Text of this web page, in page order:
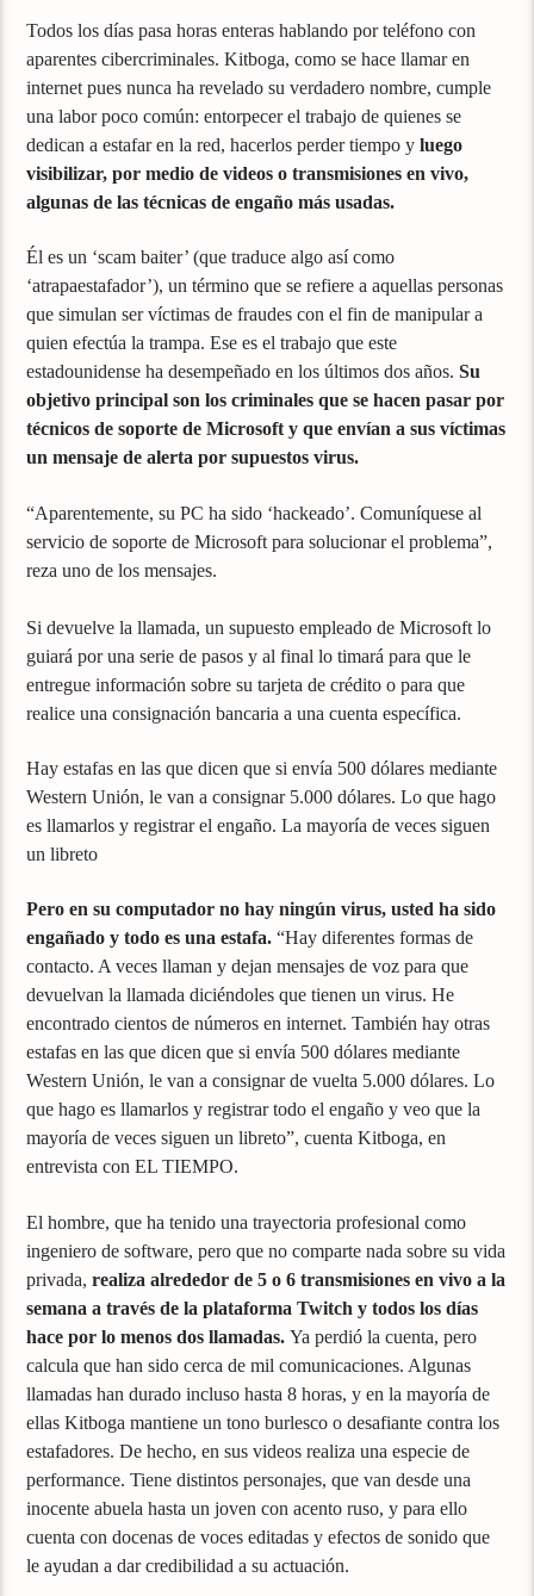
Todos los días pasa horas enteras hablando por teléfono con
aparentes cibercriminales. Kitboga, como se hace llamar en
internet pues nunca ha revelado su verdadero nombre, cumple
una labor poco común: entorpecer el trabajo de quienes se
dedican a estafar en la red, hacerlos perder tiempo y luego
visibilizar, por medio de videos o transmisiones en vivo,
algunas de las técnicas de engaño más usadas.
Él es un ‘scam baiter’ (que traduce algo así como
‘atrapaestafador’), un término que se refiere a aquellas personas
que simulan ser víctimas de fraudes con el fin de manipular a
quien efectúa la trampa. Ese es el trabajo que este
estadounidense ha desempeñado en los últimos dos años. Su
objetivo principal son los criminales que se hacen pasar por
técnicos de soporte de Microsoft y que envían a sus víctimas
un mensaje de alerta por supuestos virus.
“Aparentemente, su PC ha sido ‘hackeado’. Comuníquese al
servicio de soporte de Microsoft para solucionar el problema”,
reza uno de los mensajes.
Si devuelve la llamada, un supuesto empleado de Microsoft lo
guiará por una serie de pasos y al final lo timará para que le
entregue información sobre su tarjeta de crédito o para que
realice una consignación bancaria a una cuenta específica.
Hay estafas en las que dicen que si envía 500 dólares mediante
Western Unión, le van a consignar 5.000 dólares. Lo que hago
es llamarlos y registrar el engaño. La mayoría de veces siguen
un libreto
Pero en su computador no hay ningún virus, usted ha sido
engañado y todo es una estafa.“Hay diferentes formas de
contacto. A veces llaman y dejan mensajes de voz para que
devuelvan la llamada diciéndoles que tienen un virus. He
encontrado cientos de números en internet. También hay otras
estafas en las que dicen que si envía 500 dólares mediante
Western Unión, le van a consignar de vuelta 5.000 dólares. Lo
que hago es llamarlos y registrar todo el engaño y veo que la
mayoría de veces siguen un libreto”, cuenta Kitboga, en
entrevista con EL TIEMPO.
El hombre, que ha tenido una trayectoria profesional como
ingeniero de software, pero que no comparte nada sobre su vida
privada,realiza alrededor de 5 o 6 transmisiones en vivo a la
semana a través de la plataforma Twitch y todos los días
hace por lo menos dos llamadas. Ya perdió la cuenta, pero
calcula que han sido cerca de mil comunicaciones. Algunas
llamadas han durado incluso hasta 8 horas, y en la mayoría de
ellas Kitboga mantiene un tono burlesco o desafiante contra los
estafadores. De hecho, en sus videos realiza una especie de
performance. Tiene distintos personajes, que van desde una
inocente abuela hasta un joven con acento ruso, y para ello
cuenta con docenas de voces editadas y efectos de sonido que
le ayudan a dar credibilidad a su actuación.